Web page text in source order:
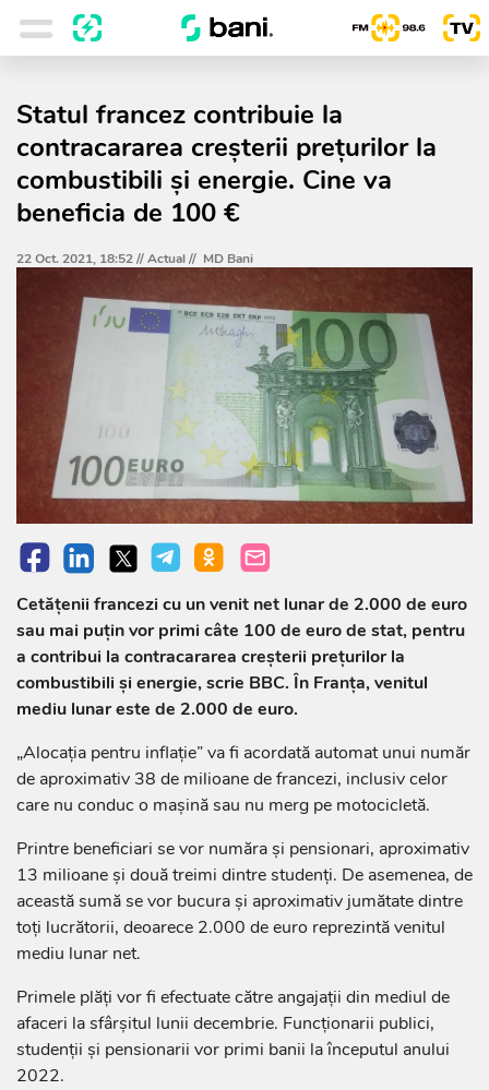
Statul francez contribuie la
contracararea creșterii prețurilor la
combustibili și energie. Cine va
beneficia de 100 €
22 Oct. 2021, 18:52 //Actual// MD Bani
Cetățenii francezi cu un venit net lunar de 2.000 de euro
sau mai puțin vor primi câte 100 de euro de stat, pentru
a contribui la contracararea creșterii prețurilor la
combustibili și energie, scrie BBC. În Franța, venitul
mediu lunar este de 2.000 de euro.
„Alocația pentru inflație” va fi acordată automat unui număr
de aproximativ 38 de milioane de francezi, inclusiv celor
care nu conduc o mașină sau nu merg pe motocicletă.
Printre beneficiari se vor număra și pensionari, aproximativ
13 milioane și două treimi dintre studenți. De asemenea, de
această sumă se vor bucura și aproximativ jumătate dintre
toți lucrătorii, deoarece 2.000 de euro reprezintă venitul
mediu lunar net.
Primele plăți vor fi efectuate către angajații din mediul de
afaceri la sfârșitul lunii decembrie. Funcționarii publici,
studenții și pensionarii vor primi banii la începutul anului
2022.